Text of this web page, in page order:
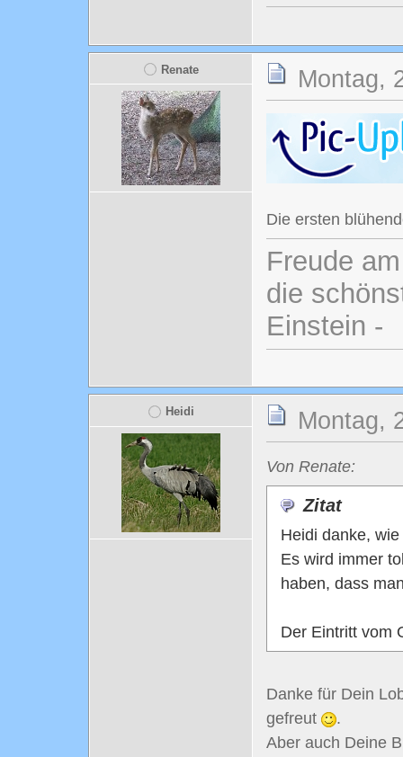
Renate Montag,
Die ersten
Freude
die
Einstein -
Heidi Montag,
Von Renate:
Zitat
Heidi danke,
Es wird immer
haben, dass
Der Eintritt vom
Danke für Dein
gefreut
.
Aber auch Deine